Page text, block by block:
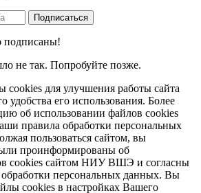
подписаны!
не так. Попробуйте позже.
для улучшения работы сайта
его использования. Более
об использовании файлов cookies
правила обработки персональных
пользоваться сайтом, вы
проинформированы об
cookies сайтом НИУ ВШЭ и согласны
персональных данных. Вы
cookies в настройках Вашего